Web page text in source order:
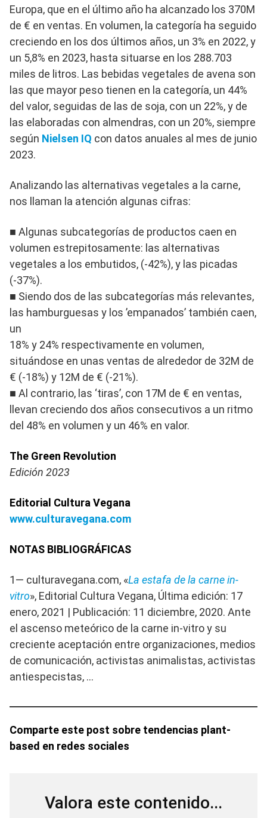
Europa, que en el último año ha alcanzado los 370M
de € en ventas. En volumen, la categoría ha seguido
creciendo en los dos últimos años, un 3% en 2022, y
un 5,8% en 2023, hasta situarse en los 288.703
miles de litros. Las bebidas vegetales de avena son
las que mayor peso tienen en la categoría, un 44%
del valor, seguidas de las de soja, con un 22%, y de
las elaboradas con almendras, con un 20%, siempre
según Nielsen IQ con datos anuales al mes de junio
2023.
Analizando las alternativas vegetales a la carne,
nos llaman la atención algunas cifras:
■ Algunas subcategorías de productos caen en
volumen estrepitosamente: las alternativas
vegetales a los embutidos, (-42%), y las picadas
(-37%).
■ Siendo dos de las subcategorías más relevantes,
las hamburguesas y los ’empanados’ también caen,
un
18% y 24% respectivamente en volumen,
situándose en unas ventas de alrededor de 32M de
€ (-18%) y 12M de € (-21%).
■ Al contrario, las ‘tiras’, con 17M de € en ventas,
llevan creciendo dos años consecutivos a un ritmo
del 48% en volumen y un 46% en valor.
The Green Revolution
Edición 2023
Editorial Cultura Vegana
www.culturavegana.com
NOTAS BIBLIOGRÁFICAS
1— culturavegana.com, «La estafa de la carne in-
vitro», Editorial Cultura Vegana, Última edición: 17
enero, 2021 | Publicación: 11 diciembre, 2020. Ante
el ascenso meteórico de la carne in-vitro y su
creciente aceptación entre organizaciones, medios
de comunicación, activistas animalistas, activistas
antiespecistas, …
Comparte este post sobre tendencias plant-
based en redes sociales
Valora este contenido...